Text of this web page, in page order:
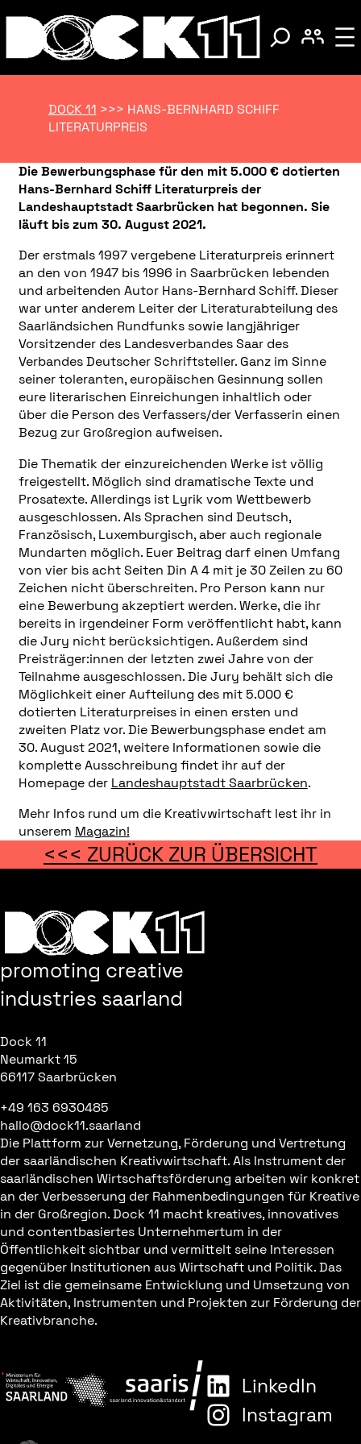
DOCK 11 >>> HANS-BERNHARD SCHIFF
LITERATURPREIS
Die Bewerbungsphase für den mit 5.000 € dotierten
Hans-Bernhard Schiff Literaturpreis der
Landeshauptstadt Saarbrücken hat begonnen. Sie
läuft bis zum 30. August 2021.
Der erstmals 1997 vergebene Literaturpreis erinnert
an den von 1947 bis 1996 in Saarbrücken lebenden
und arbeitenden Autor Hans-Bernhard Schiff. Dieser
war unter anderem Leiter der Literaturabteilung des
Saarländsichen Rundfunks sowie langjähriger
Vorsitzender des Landesverbandes Saar des
Verbandes Deutscher Schriftsteller. Ganz im Sinne
seiner toleranten, europäischen Gesinnung sollen
eure literarischen Einreichungen inhaltlich oder
über die Person des Verfassers/der Verfasserin einen
Bezug zur Großregion aufweisen.
Die Thematik der einzureichenden Werke ist völlig
freigestellt. Möglich sind dramatische Texte und
Prosatexte. Allerdings ist Lyrik vom Wettbewerb
ausgeschlossen. Als Sprachen sind Deutsch,
Französisch, Luxemburgisch, aber auch regionale
Mundarten möglich. Euer Beitrag darf einen Umfang
von vier bis acht Seiten Din A 4 mit je 30 Zeilen zu 60
Zeichen nicht überschreiten. Pro Person kann nur
eine Bewerbung akzeptiert werden. Werke, die ihr
bereits in irgendeiner Form veröffentlicht habt, kann
die Jury nicht berücksichtigen. Außerdem sind
Preisträger:innen der letzten zwei Jahre von der
Teilnahme ausgeschlossen. Die Jury behält sich die
Möglichkeit einer Aufteilung des mit 5.000 €
dotierten Literaturpreises in einen ersten und
zweiten Platz vor. Die Bewerbungsphase endet am
30. August 2021, weitere Informationen sowie die
komplette Ausschreibung findet ihr auf der
Homepage der Landeshauptstadt Saarbrücken.
Mehr Infos rund um die Kreativwirtschaft lest ihr in
unserem Magazin!
<<< ZURÜCK ZUR ÜBERSICHT
promoting creative
industries saarland
Dock 11
Neumarkt 15
66117 Saarbrücken
+49 163 6930485
hallo@dock11.saarland
Die Plattform zur Vernetzung, Förderung und Vertretung
der saarländischen Kreativwirtschaft. Als Instrument der
saarländischen Wirtschaftsförderung arbeiten wir konkret
an der Verbesserung der Rahmenbedingungen für Kreative
in der Großregion. Dock 11 macht kreatives, innovatives
und contentbasiertes Unternehmertum in der
Öffentlichkeit sichtbar und vermittelt seine Interessen
gegenüber Institutionen aus Wirtschaft und Politik. Das
Ziel ist die gemeinsame Entwicklung und Umsetzung von
Aktivitäten, Instrumenten und Projekten zur Förderung der
Kreativbranche.
LinkedIn
Instagram